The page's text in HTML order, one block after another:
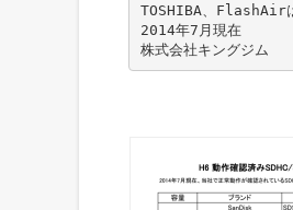
TOSHIBA、FlashAir
2014年7月現在